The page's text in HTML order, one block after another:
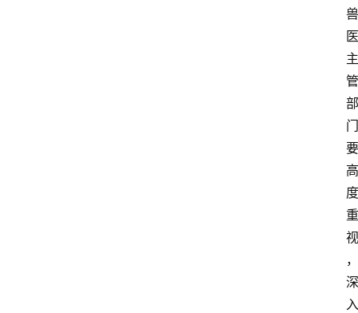
兽
医
主
管
部
门
要
高
度
重
视
，
深
入